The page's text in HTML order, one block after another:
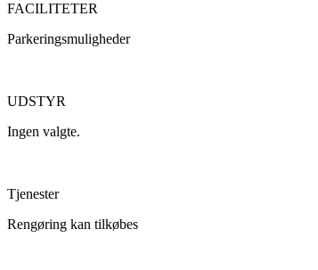
FACILITETER
Parkeringsmuligheder
UDSTYR
Ingen valgte.
Tjenester
Rengøring kan tilkøbes